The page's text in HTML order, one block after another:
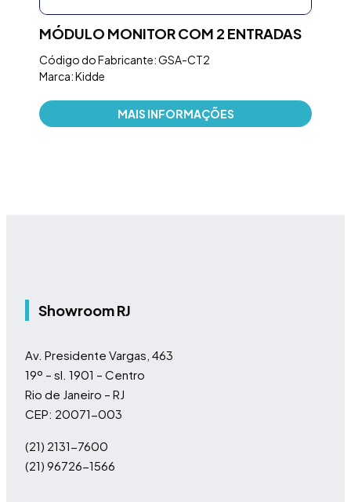
MÓDULO MONITOR COM 2 ENTRADAS
Código do Fabricante: GSA-CT2
Marca: Kidde
MAIS INFORMAÇÕES
Showroom RJ
Av. Presidente Vargas, 463
19º – sl. 1901 – Centro
Rio de Janeiro – RJ
CEP: 20071-003
(21) 2131-7600
(21) 96726-1566